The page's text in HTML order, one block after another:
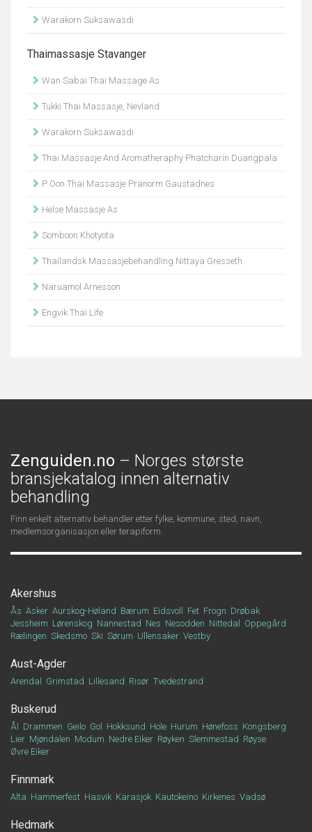
Warakorn Suksawasdi
Thaimassasje Stavanger
Wan Sabai Thai Massage As
Tukki Thai Massasje, Nevland
Warakorn Suksawasdi
Thai Massasje And Aromatheraphy Phatcharin Duangpala
P Oon Thai Massasje Pranorm Gaustadnes
Helse Massasje As
Somboon Khotyota
Thailandsk Massasjebehandling Nittaya Gresseth
Naruamol Arnesson
Engvik Thai Life
Zenguiden.no – Norges største
bransjekatalog innen alternativ
behandling
Finn enkelt alternativ behandler etter fylke, kommune, sted, navn,
medlemsorganisasjon eller terapiform.
Akershus
Ås Asker Aurskog-Høland Bærum Eidsvoll Fet Frogn Drøbak
Jessheim Lørenskog Nannestad Nes Nesodden Nittedal
Oppegård
Rælingen Skedsmo Ski Sørum Ullensaker Vestby
Aust-Agder
Arendal Grimstad Lillesand Risør Tvedestrand
Buskerud
Ål Drammen Geilo Gol Hokksund Hole Hurum Hønefoss Kongsberg
Lier Mjøndalen Modum Nedre Eiker Røyken Slemmestad Røyse
Øvre Eiker
Finnmark
Alta Hammerfest Hasvik Karasjok Kautokeino Kirkenes Vadsø
Hedmark